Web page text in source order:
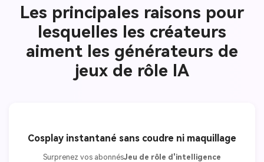
Les principales raisons pour
lesquelles les créateurs
aiment les générateurs de
jeux de rôle IA
Cosplay instantané sans coudre ni maquillage
Surprenez vos abonnésJeu de rôle d'intelligence